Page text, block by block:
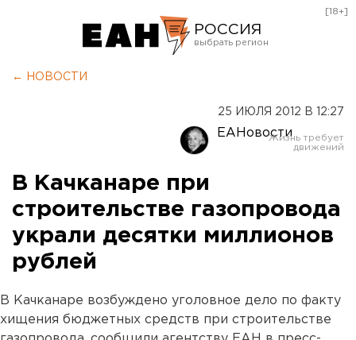
РОССИЯ
Оренбург
[18+]
← НОВОСТИ
25 ИЮЛЯ 2012 В 12:27
ЕАНовости
В Качканаре при
строительстве газопровода
украли десятки миллионов
рублей
В Качканаре возбуждено уголовное дело по факту
хищения бюджетных средств при строительстве